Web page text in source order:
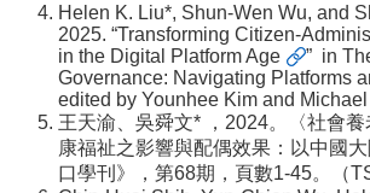
Helen K. Liu*, Shun-Wen Wu, and
2025. “Transforming Citizen-
in the Digital Platform Age
” in
Governance: Navigating Platforms
edited by Younhee Kim and
王天渝、吳舜文* ，2024。〈社會養
康福祉之影響與配偶效果：以中國大
口學刊》，第68期，頁數1-45。（